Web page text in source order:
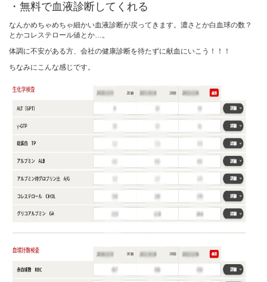
・無料で血液診断してくれる
なんかめちゃめちゃ細かい血液診断が戻ってきます。濃さとか白血球の数？
とかコレステロール値とか…。
体調に不安がある方、会社の健康診断を待たずに献血にいこう！！！
ちなみにこんな感じです。